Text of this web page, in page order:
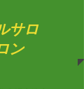
サロ
ン